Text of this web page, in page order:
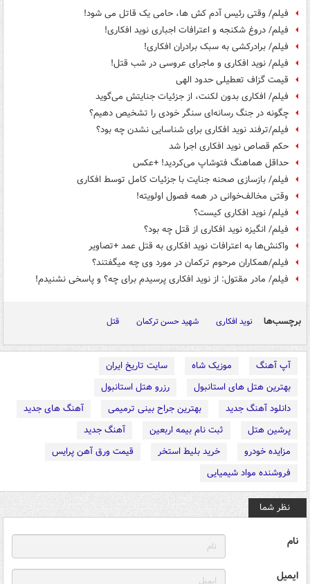
فیلم/ وقتی رئیس آدم کش ها، حامی یک قاتل می شود!
فیلم/ دروغ شکنجه و اعترافات اجباری نوید افکاری!
فیلم/ برادرکشی به سبک برادران افکاری!
فیلم/ نوید افکاری و ماجرای عروسی در شب قتل!
قیمت گزاف تعطیلی حدود الهی
فیلم/ افکاری بدون لکنت، از جزئیات جنایتش می‌گوید
چگونه در جنگ رسانه‌ای سنگر خودی را تشخیص دهیم؟
فیلم/ترفند نوید افکاری برای شناسایی نشدن چه بود؟
حکم قصاص نوید افکاری اجرا شد
حداقل هماهنگ فتوشاپ می‌کردید! +عکس
فیلم/ بازسازی صحنه جنایت با جزئیات کامل توسط افکاری
وقتی مخالف‌خوانی در همه فصول اولویته!
فیلم/ نوید افکاری کیست؟
فیلم/ انگیزه نوید افکاری از قتل چه بود؟
واکنش‌ها به اعترافات نوید افکاری به قتل عمد +تصاویر
فیلم/همکاران مرحوم ترکمان در مورد وی چه میگفتند؟
فیلم/ مادر مقتول: از نوید افکاری پرسیدم برای چه؟ و پاسخی نشنیدم!
برچسب‌ها نوید افکاری شهید حسن ترکمان قتل
آپ آهنگ موزیک شاه
سایت تاریخ ایران
بهترین هتل های استانبول
رزرو هتل استانبول
دانلود آهنگ جدید
بهترین جراح بینی ترمیمی
آهنگ های جدید
پرشین هتل
ثبت نام بیمه اربعین
آهنگ جدید
مزایده خودرو
خرید بلیط استخر
قیمت ورق آهن پرایس
فروشنده مواد شیمیایی
نظر شما
نام
ایمیل